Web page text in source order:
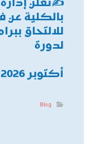
✍تعلن
بالكلية عن
للالتحاق
لدورة
أكتوبر 2026،
Blog